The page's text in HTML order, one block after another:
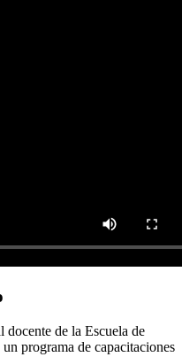
docente de la Escuela de
programa de capacitaciones